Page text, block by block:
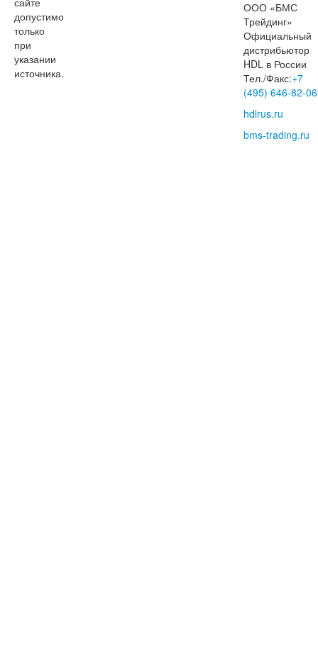
допустимо
только
при
указании
источника.
ООО «БМС
Трейдинг»
Официальный
дистрибьютор
HDL в России
Тел./Факс:+7
(495) 646-82-06
hdlrus.ru
bms-trading.ru